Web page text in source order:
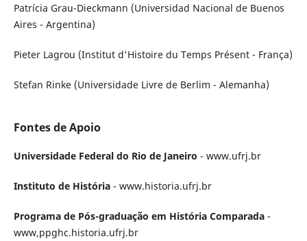
Patrícia Grau-Dieckmann (Universidad Nacional de Buenos
Aires - Argentina)
Pieter Lagrou (Institut d'Histoire du Temps Présent - França)
Stefan Rinke (Universidade Livre de Berlim - Alemanha)
Fontes de Apoio
Universidade Federal do Rio de Janeiro - www.ufrj.br
Instituto de História- www.historia.ufrj.br
Programa de Pós-graduação em História Comparada-
www,ppghc.historia.ufrj.br